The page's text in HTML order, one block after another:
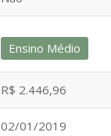
Ensino Médio
R$ 2.446,96
02/01/2019